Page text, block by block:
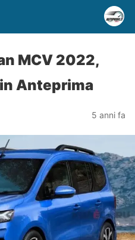
MCV 2022,
Anteprima
5 anni fa